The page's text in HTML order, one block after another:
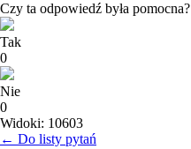
Czy ta odpowiedź była pomocna?
Tak
0
Nie
0
Widoki: 10603
← Do listy pytań